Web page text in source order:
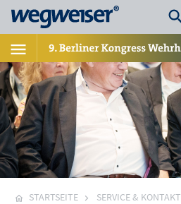
STARTSEITE SERVICE & KONTAKT